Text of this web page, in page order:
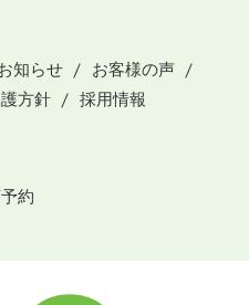
知らせ
お客様の声
方針 採用情報
約